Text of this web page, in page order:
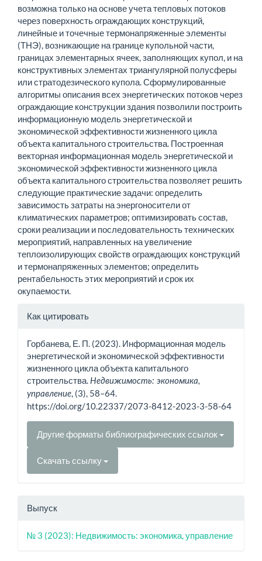
возможна только на основе учета тепловых потоков
через поверхность ограждающих конструкций,
линейные и точечные термонапряженные элементы
(ТНЭ), возникающие на границе купольной части,
границах элементарных ячеек, заполняющих купол, и на
конструктивных элементах триангулярной полусферы
или стратодезического купола. Сформулированные
алгоритмы описания всех энергетических потоков через
ограждающие конструкции здания позволили построить
информационную модель энергетической и
экономической эффективности жизненного цикла
объекта капитального строительства. Построенная
векторная информационная модель энергетической и
экономической эффективности жизненного цикла
объекта капитального строительства позволяет решить
следующие практические задачи: определить
зависимость затраты на энергоносители от
климатических параметров; оптимизировать состав,
сроки реализации и последовательность технических
мероприятий, направленных на увеличение
теплоизолирующих свойств ограждающих конструкций
и термонапряженных элементов; определить
рентабельность этих мероприятий и срок их
окупаемости.
Информация
Как цитировать
Горбанева, Е. П. (2023). Информационная модель
энергетической и экономической эффективности
жизненного цикла объекта капитального
строительства. Недвижимость: экономика,
управление, (3), 58–64.
https://doi.org/10.22337/2073-8412-2023-3-58-64
Другие форматы библиографических ссылок
Скачать ссылку
Выпуск
№ 3 (2023): Недвижимость: экономика, управление